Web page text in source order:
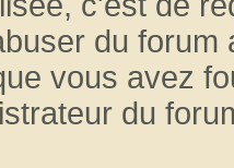
du
vous avez
du